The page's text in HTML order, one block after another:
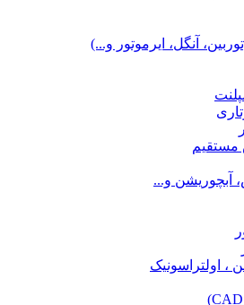
آنگل، ایرموتور و...)
مستقیم
آبچوریشن و...
، اولتراسونیک